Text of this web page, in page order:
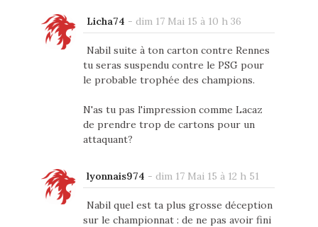
Licha74 - dim 17 Mai 15 à 10 h 36
Nabil suite à ton carton contre Rennes
tu seras suspendu contre le PSG pour
le probable trophée des champions.
N'as tu pas l'impression comme Lacaz
de prendre trop de cartons pour un
attaquant?
lyonnais974 - dim 17 Mai 15 à 12 h 51
Nabil quel est ta plus grosse déception
sur le championnat : de ne pas avoir fini